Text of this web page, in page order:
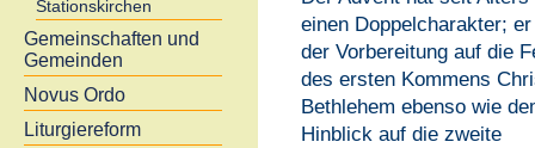
Stationskirchen
Gemeinschaften und
Gemeinden
Novus Ordo
Liturgiereform
einen Doppelcharakter;
der Vorbereitung auf die
des ersten Kommens
Bethlehem ebenso wie
Hinblick auf die zweite